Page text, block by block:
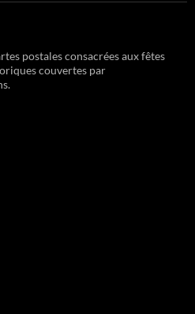
postales consacrées aux fêtes
couvertes par